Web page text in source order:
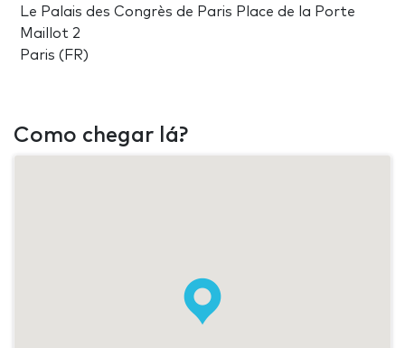
Le Palais des Congrès de Paris Place de la Porte
Maillot 2
Paris (FR)
Como chegar lá?